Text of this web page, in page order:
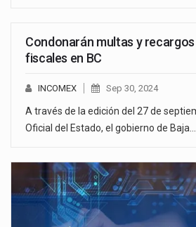
Condonarán multas y
fiscales en BC
INCOMEX Sep 30, 2024
A través de la edición del 27 de
Oficial del Estado, el gobierno de Baja…